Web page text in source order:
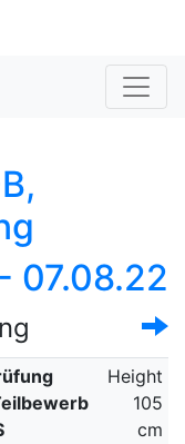
07.08.22
Height
105
cm